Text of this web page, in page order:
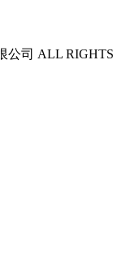
公司 ALL RIGHTS